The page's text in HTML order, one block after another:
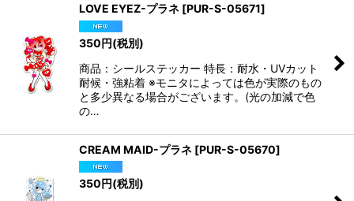
LOVE EYEZ-プラネ [PUR-S-05671]
350円(税別)
商品：シールステッカー 特長：耐水・UVカット
耐候・強粘着 ※モニタによっては色が実際のもの
と多少異なる場合がございます。(光の加減で色
の…
CREAM MAID-プラネ [PUR-S-05670]
350円(税別)